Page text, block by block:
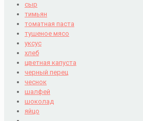
сыр
тимьян
томатная паста
тушеное мясо
уксус
хлеб
цветная капуста
черный перец
чеснок
шалфей
шоколад
яйцо